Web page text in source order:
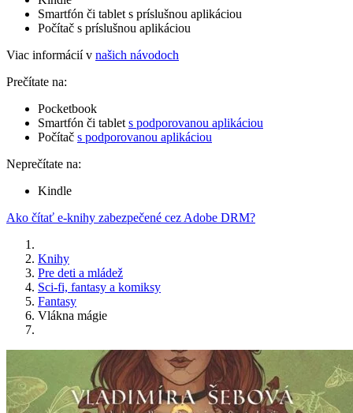
Smartfón či tablet s príslušnou aplikáciou
Počítač s príslušnou aplikáciou
Viac informácií v našich návodoch
Prečítate na:
Pocketbook
Smartfón či tablet s podporovanou aplikáciou
Počítač s podporovanou aplikáciou
Neprečítate na:
Kindle
Ako čítať e-knihy zabezpečené cez Adobe DRM?
Knihy
Pre deti a mládež
Sci-fi, fantasy a komiksy
Fantasy
Vlákna mágie